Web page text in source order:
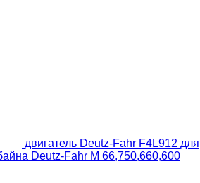
двигатель Deutz-Fahr F4L912 для
Deutz-Fahr M 66,750,660,600